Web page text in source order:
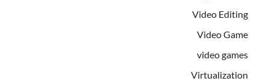
Video Editing
Video Game
video games
Virtualization